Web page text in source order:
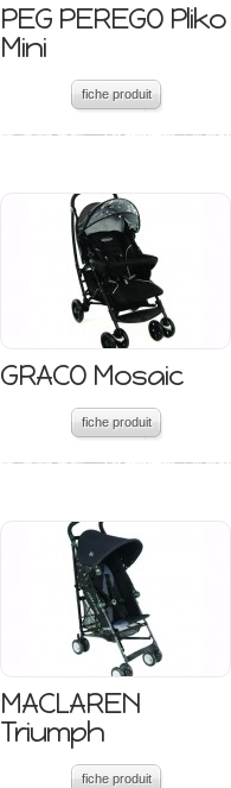
PEG PEREGO Pliko
Mini
fiche produit
GRACO Mosaic
fiche produit
MACLAREN
Triumph
fiche produit